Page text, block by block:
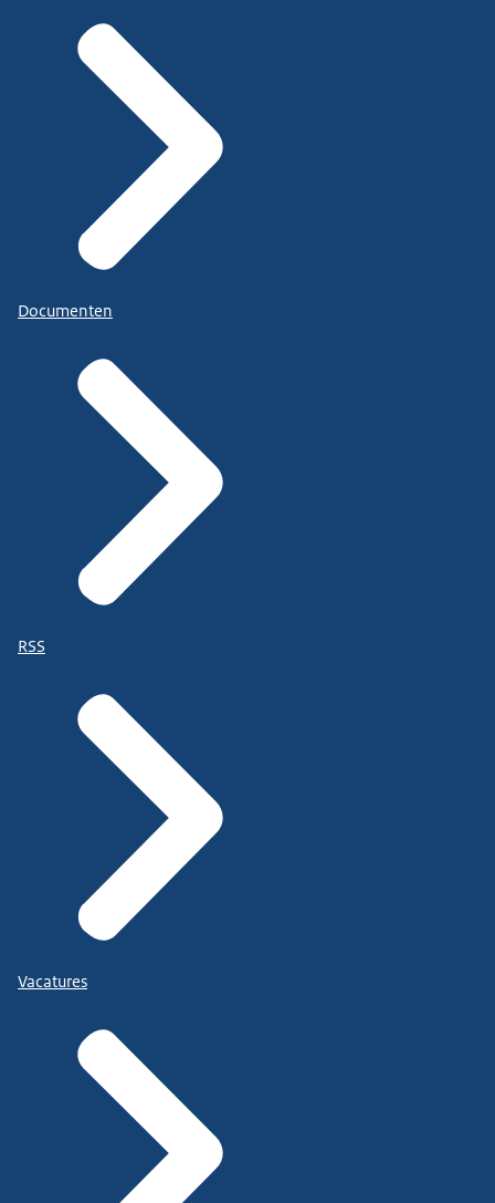
Documenten
RSS
Vacatures